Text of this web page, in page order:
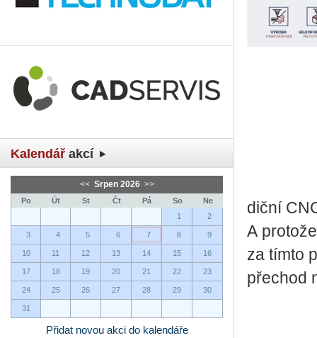
Kalendář akcí
<< Srpen 2026 >>
Po Út St Čt Pá So
Ne
1
2
3 4 5 6 7 8 9
10 11 12 13 14 15 16
17 18 19 20 21 22 23
24 25 26 27 28 29 30
31
Přidat novou akci do kalendáře
dič­ní
A
za tímto
pře­chod